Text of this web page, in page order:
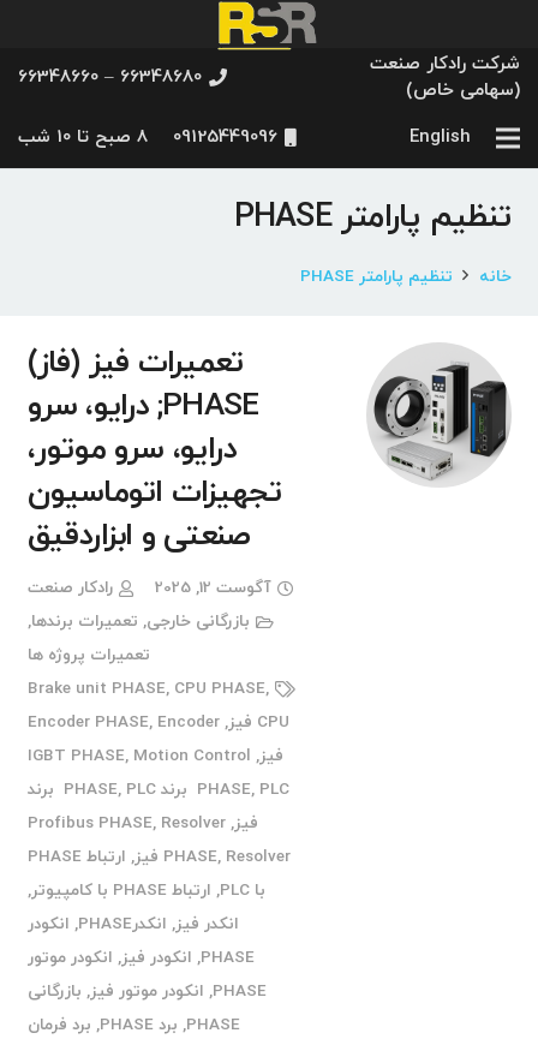
شرکت رادکار صنعت
(سهامی خاص)
66348680 – 66348660
English
09125449096 8 صبح تا 10 شب
تنظیم پارامتر PHASE
خانه تنظیم پارامتر PHASE
تعمیرات فیز (فاز)
PHASE; درایو، سرو
درایو، سرو موتور،
تجهیزات اتوماسیون
صنعتی و ابزاردقیق
آگوست 12, 2025
رادکار صنعت
بازرگانی خارجی, تعمیرات برندها,
تعمیرات پروژه ها
Brake unit PHASE, CPU PHASE,
CPU فیز
,
Encoder PHASE, Encoder
فیز,
IGBT PHASE, Motion Control
PHASE, PLC برند PHASE ,
PLC برند
فیز,
Profibus PHASE, Resolver
PHASE, Resolver فیز ,
ارتباط PHASE
با PLC
, ارتباط PHASE با کامپیوتر
,
انکدر فیز, انکدرPHASE , انکودر
PHASE
, انکودر فیز, انکودر موتور
PHASE
, انکودر موتور فیز, بازرگانی
PHASE
, برد PHASE , برد فرمان